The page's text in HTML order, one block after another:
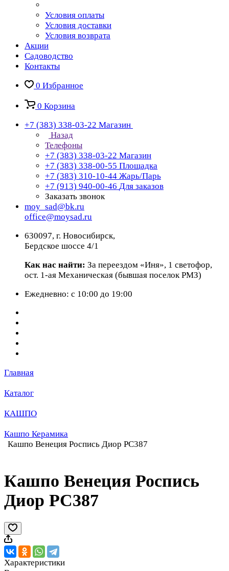
Условия оплаты
Условия доставки
Условия возврата
Акции
Садоводство
Контакты
0 Избранное
0 Корзина
+7 (383) 338-03-22 Магазин
Назад
Телефоны
+7 (383) 338-03-22 Магазин
+7 (383) 338-00-55 Площадка
+7 (383) 310-10-44 Жарь/Парь
+7 (913) 940-00-46 Для заказов
Заказать звонок
moy_sad@bk.ru
office@moysad.ru
630097, г. Новосибирск,
Бердское шоссе 4/1
Как нас найти: За переездом «Иня», 1 светофор,
ост. 1-ая Механическая (бывшая поселок РМЗ)
Ежедневно: с 10:00 до 19:00
Главная
Каталог
КАШПО
Кашпо Керамика
Кашпо Венеция Роспись Диор РС387
Кашпо Венеция Роспись
Диор РС387
Характеристики